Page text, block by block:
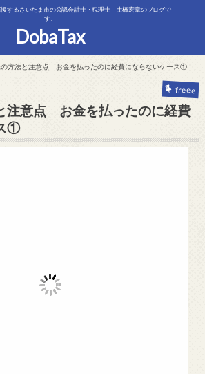
するさいたま市の公認会計士・税理士 土橋宏章のブログで
す。
DobaTax
の方法と注意点 お金を払ったのに経費にならないケース①
freee
注意点 お金を払ったのに経費
①